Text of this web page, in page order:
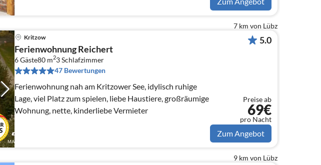
7 km von Lübz
Kritzow
Ferienwohnung Reichert
6 Gäste80 m23Schlafzimmer
47 Bewertungen
Ferienwohnung nah am Kritzower See, idylisch ruhige
Lage, viel Platz zum spielen, liebe Haustiere, großräumige
Wohnung, nette, kinderliebe Vermieter
5.0
Preise ab
69€
pro Nacht
Zum Angebot
9 km von Lübz